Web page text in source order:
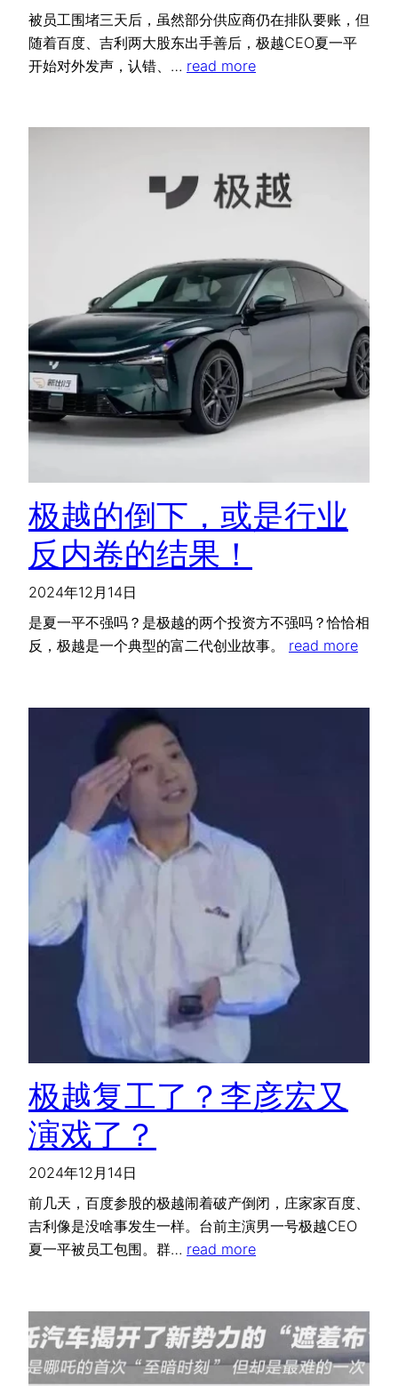
被员工围堵三天后，虽然部分供应商仍在排队要账，但
随着百度、吉利两大股东出手善后，极越CEO夏一平
开始对外发声，认错、… read more
极越的倒下，或是行业
反内卷的结果！
2024年12月14日
是夏一平不强吗？是极越的两个投资方不强吗？恰恰相
反，极越是一个典型的富二代创业故事。 read more
极越复工了？李彦宏又
演戏了？
2024年12月14日
前几天，百度参股的极越闹着破产倒闭，庄家家百度、
吉利像是没啥事发生一样。台前主演男一号极越CEO
夏一平被员工包围。群… read more